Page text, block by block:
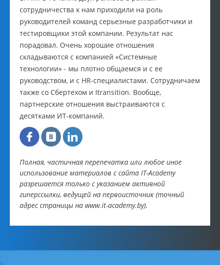
сотрудничества к нам приходили на роль
руководителей команд серьезные разработчики и
тестировщики этой компании. Результат нас
порадовал. Очень хорошие отношения
складываются с компанией «Системные
технологии» - мы плотно общаемся и с ее
руководством, и с HR-специалистами. Сотрудничаем
также со Сбертехом и Itransition. Вообще,
партнерские отношения выстраиваются с
десятками ИТ-компаний.
Полная, частичная перепечатка или любое иное
использование материалов с сайта IT-Academy
разрешается только с указанием активной
гиперссылки, ведущей на первоисточник (точный
адрес страницы на www.it-academy.by).